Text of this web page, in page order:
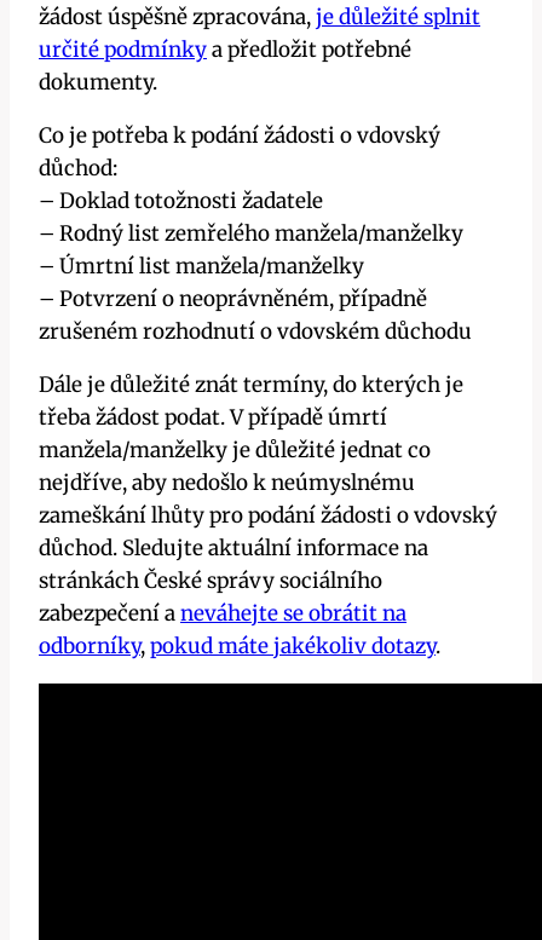
žádost úspěšně zpracována,je důležité splnit
určité podmínkya předložit potřebné
dokumenty.
Co je potřeba k podání žádosti o vdovský
důchod:
– Doklad totožnosti žadatele
– Rodný list zemřelého manžela/manželky
– Úmrtní list manžela/manželky
– Potvrzení o neoprávněném, případně
zrušeném rozhodnutí o vdovském důchodu
Dále je důležité znát termíny, do kterých je
třeba žádost podat. V případě úmrtí
manžela/manželky je důležité jednat co
nejdříve, aby nedošlo k neúmyslnému
zameškání lhůty pro podání žádosti o vdovský
důchod. Sledujte aktuální informace na
stránkách České správy sociálního
zabezpečení aneváhejte se obrátit na
odborníky,pokud máte jakékoliv dotazy.